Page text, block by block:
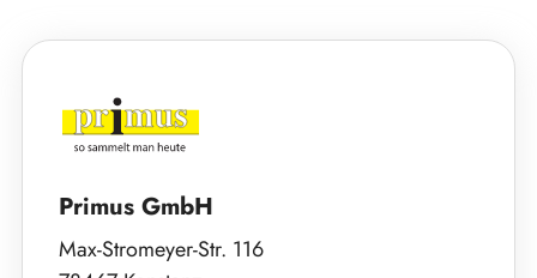
Primus GmbH
Max-Stromeyer-Str. 116